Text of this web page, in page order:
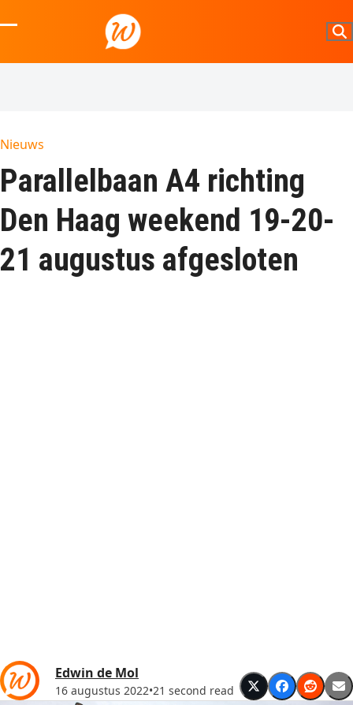
to
mobile
mobile
Nieuws
Parallelbaan A4 richting
Den Haag weekend 19-20-
21 augustus afgesloten
Edwin de Mol
16 augustus 2022•21 second read